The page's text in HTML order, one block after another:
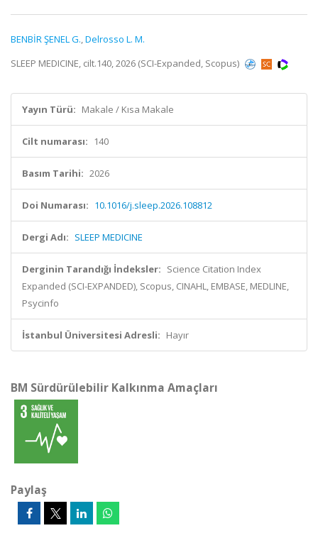
BENBİR ŞENEL G.,Delrosso L. M.
SLEEP MEDICINE, cilt.140, 2026 (SCI-Expanded, Scopus)
Yayın Türü: Makale / Kısa Makale
Cilt numarası: 140
Basım Tarihi: 2026
Doi Numarası: 10.1016/j.sleep.2026.108812
Dergi Adı: SLEEP MEDICINE
Derginin Tarandığı İndeksler: Science Citation Index
Expanded (SCI-EXPANDED), Scopus, CINAHL, EMBASE, MEDLINE,
Psycinfo
İstanbul Üniversitesi Adresli: Hayır
BM Sürdürülebilir Kalkınma Amaçları
Paylaş